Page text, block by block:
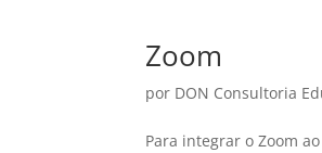
Zoom
por DON Consultoria
Para integrar o Zoom